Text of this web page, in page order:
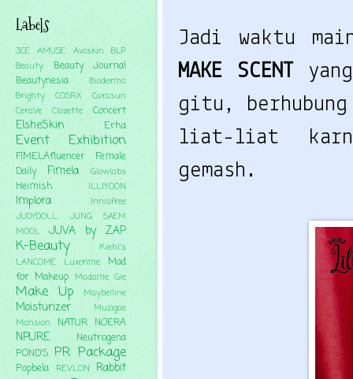
Jadi waktu
MAKE SCENT
gitu, berhubung
liat-liat
gemash.
Labels
3CE AMUSE Avoskin BLP
Beauty
Beauty Journal
Beautynesia
Bioderma
Brighty
COSRX
Carasun
CeraVe
Clozette Concert
ElsheSkin Erha
Event Exhibition
FIMELAfluencer
Female
Daily
Fimela Glowlabs
Heimish ILLIYOON
Implora
Innisfree
JUDYDOLL
JUNG SAEM
MOOL
JUVA by ZAP
K-Beauty
Kiehl's
LANCOME
Luxcrime
Mad
for Makeup Madame Gie
Make Up Maybelline
Moisturizer
Muzigae
Mansion NATUR NOERA
NPURE
Neutrogena
POND'S PR Package
Popbela REVLON Rabbit